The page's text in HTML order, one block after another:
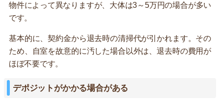
物件によって異なりますが、大体は3～5万円の場合が多い
です。
基本的に、契約金から退去時の清掃代が引かれます。その
ため、自室を故意的に汚した場合以外は、退去時の費用が
ほぼ不要です。
デポジットがかかる場合がある